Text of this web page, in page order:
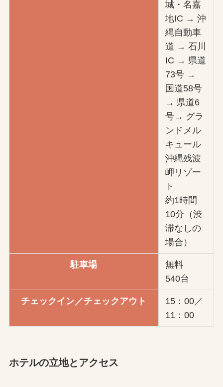
城・名嘉
地IC → 沖
縄自動車
道 → 石川
IC → 県道
73号 →
国道58号
→ 県道6
号→ グラ
ンドメル
キュール
沖縄残波
岬リゾー
ト
約1時間
10分（渋
滞なしの
場合）
駐車場
無料
540台
チェックイン／チェックアウト
15：00／
11：00
ホテルの立地とアクセス